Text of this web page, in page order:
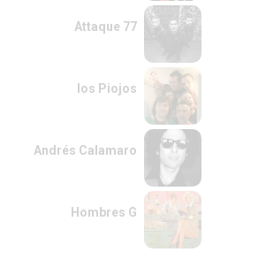
2 veces:
14-12-----------12-12h14-12-
10------------10--10--10------------
11--11--------------
tanto tanto tiempo
0-----2----
2---2----
2--------2----
2---2-----------
Attaque 77
los Piojos
Andrés Calamaro
Hombres G